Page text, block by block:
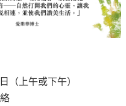
上午或下午）